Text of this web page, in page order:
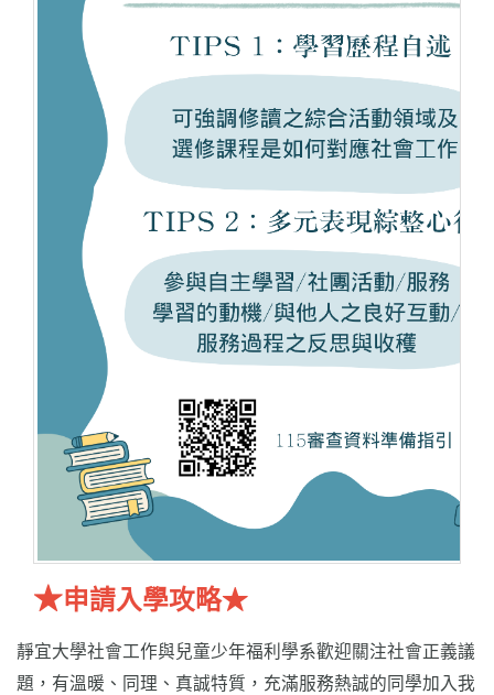
★申請入學攻略★
靜宜大學社會工作與兒童少年福利學系歡迎關注社會正義議
題，有溫暖、同理、真誠特質，充滿服務熱誠的同學加入我